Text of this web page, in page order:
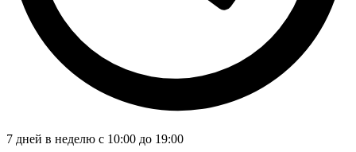
7 дней в неделю с 10:00 до 19:00